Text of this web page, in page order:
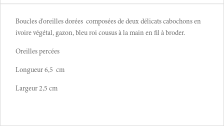
Boucles d'oreilles dorées composées de deux délicats cabochons en
ivoire végétal, gazon, bleu roi cousus à la main en fil à broder.
Oreilles percées
Longueur 6,5 cm
Largeur 2,5 cm